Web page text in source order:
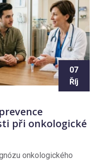
07
Říj
při onkologické
onkologického